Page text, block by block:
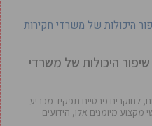
היכולות של משרדי
לחוקרים פרטיים תפקיד מכריע
מיומנים אלו, הידועים